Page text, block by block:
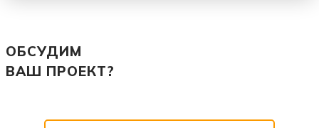
ОБСУДИМ
ВАШ ПРОЕКТ?